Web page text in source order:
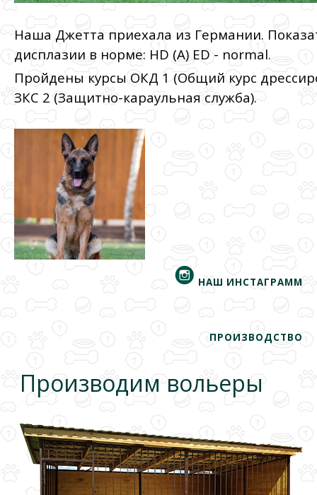
Наша Джетта приехала из Германии.
дисплазии в норме: HD (A) ED - normal.
Пройдены курсы ОКД 1 (Общий курс
ЗКС 2 (Защитно-караульная служба).
НАШ ИНСТАГРАММ
ПРОИЗВОДСТВО
Производим вольеры